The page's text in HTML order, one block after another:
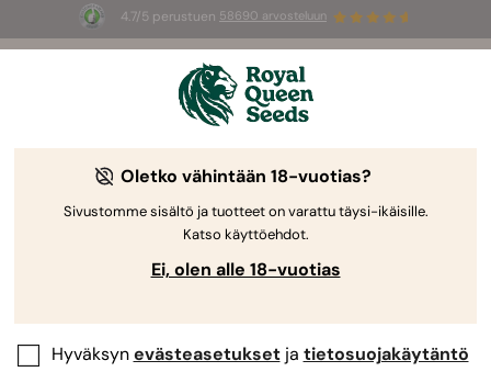
4.7/5 perustuen 58690 arvosteluun
Summer Sales: jopa –50 %
valikoiduista tuotteista! ⏤
The RQS Blog
Oletko vähintään 18-vuotias?
Sivustomme sisältö ja tuotteet on varattu täysi-ikäisille.
Katso käyttöehdot.
Ei, olen alle 18-vuotias
Hyväksynevästeasetuksetja tietosuojakäytäntö